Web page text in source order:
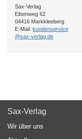
Sax-Verlag
Eibenweg 62
04416 Markkleeberg
E-Mail: kundenservice
@sax-verlag.de
Sax-Verlag
Wir über uns